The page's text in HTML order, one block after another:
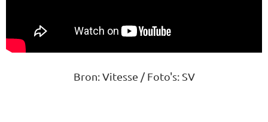
Bron: Vitesse / Foto's: SV